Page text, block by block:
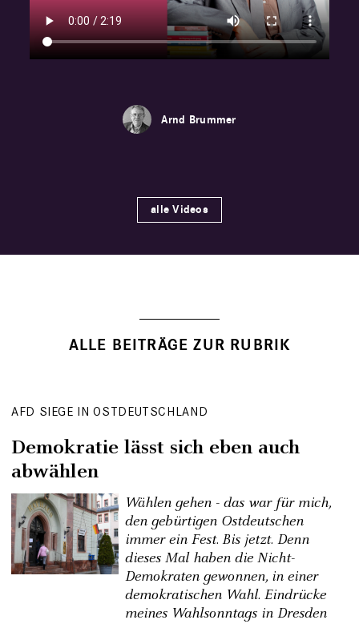
Arnd Brummer
alle Videos
AFD SIEGE IN OSTDEUTSCHLAND
Demokratie lässt sich eben auch
abwählen
Wählen gehen - das war für mich,
den gebürtigen Ostdeutschen
immer ein Fest. Bis jetzt. Denn
dieses Mal haben die Nicht-
Demokraten gewonnen, in einer
demokratischen Wahl. Eindrücke
meines Wahlsonntags in Dresden